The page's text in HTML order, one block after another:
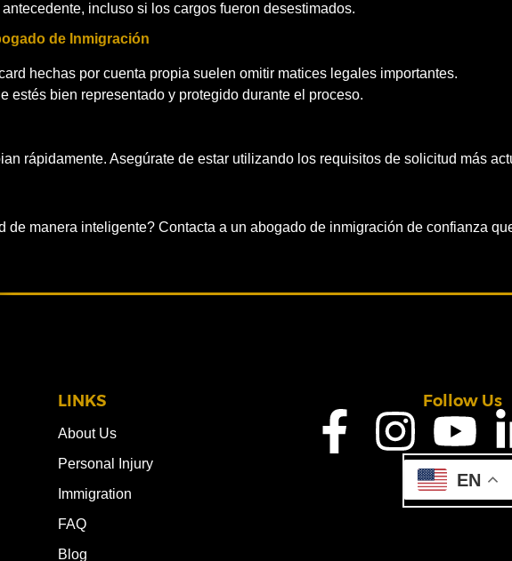
incluso si los cargos fueron desestimados.
de Inmigración
hechas por cuenta propia suelen omitir matices legales importantes.
estés bien representado y protegido durante el proceso.
rápidamente. Asegúrate de estar utilizando los requisitos de solicitud más
de manera inteligente? Contacta a un abogado de inmigración de confianza
LINKS
About Us
Personal Injury
Immigration
FAQ
Blog
Follow Us
EN